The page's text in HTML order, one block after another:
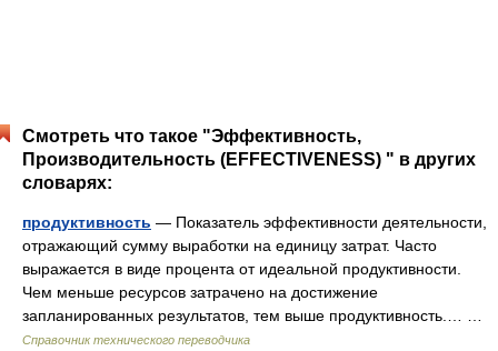
Смотреть что такое "Эффективность,
Производительность (EFFECTIVENESS) " в других
словарях:
продуктивность — Показатель эффективности деятельности,
отражающий сумму выработки на единицу затрат. Часто
выражается в виде процента от идеальной продуктивности.
Чем меньше ресурсов затрачено на достижение
запланированных результатов, тем выше продуктивность.… …
Справочник технического переводчика